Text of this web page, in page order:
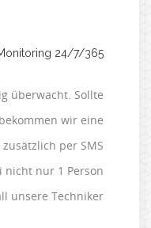
24/7/365 Monitoring
überwacht. Sollte
wir eine
per SMS
nicht nur 1 Person
unsere Techniker.